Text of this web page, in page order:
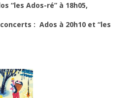
“les Ados-ré” à 18h05,
: Ados à 20h10 et “les